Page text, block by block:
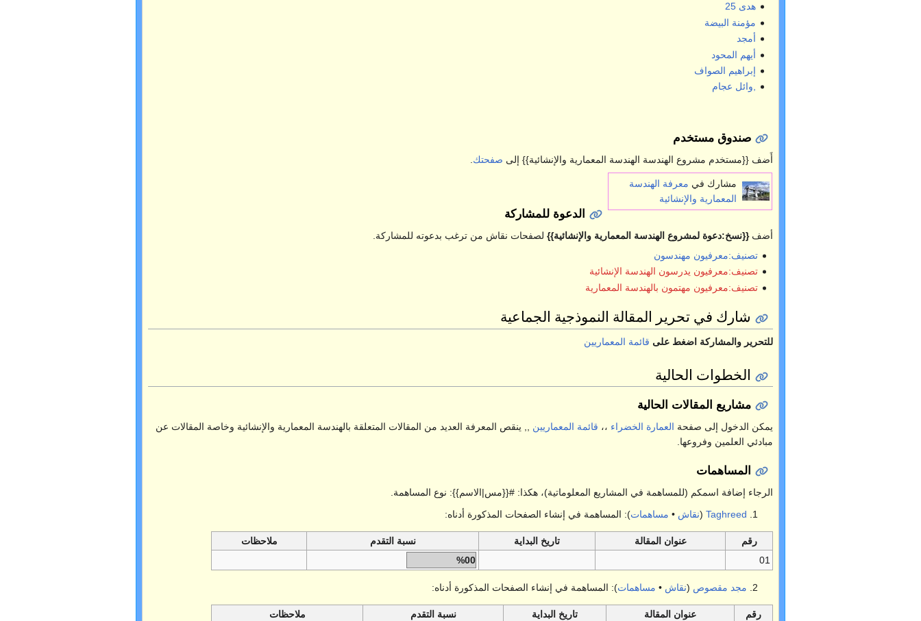
هدى 25
مؤمنة البيضة
أمجد
أيهم المحود
إبراهيم الصواف
,وائل عجام
صندوق مستخدم
أَضف {{مستخدم مشروع الهندسة الهندسة المعمارية والإنشائية}} إلى صفحتك.
مشارك في معرفة الهندسة
المعمارية والإنشائية
الدعوة للمشاركة
أضف{{نسخ:دعوة لمشروع الهندسة المعمارية والإنشائية}} لصفحات نقاش من ترغب بدعوته للمشاركة.
تصنيف:معرفيون مهندسون
تصنيف:معرفيون يدرسون الهندسة الإنشائية
تصنيف:معرفيون مهتمون بالهندسة المعمارية
شارك في تحرير المقالة النموذجية الجماعية
للتحرير والمشاركة اضغط على قائمة المعماريين
الخطوات الحالية
مشاريع المقالات الحالية
يمكن الدخول إلى صفحة العمارة الخضراء ،، قائمة المعماريين ,, ينقص المعرفة العديد من المقالات المتعلقة بالهندسة المعمارية والإنشائية وخاصة المقالات عن
مبادئي العلمين وفروعها.
المساهمات
الرجاء إضافة اسمكم (للمساهمة في المشاريع المعلوماتية)، هكذا: #{{مس|الاسم}}: نوع المساهمة.
1.
Taghreed
(نقاش • مساهمات): المساهمة في إنشاء الصفحات المذكورة أدناه:
رقم عنوان المقالة تاريخ البداية نسبة التقدم
ملاحظات
01
%00
2. مجد مقصوص (نقاش • مساهمات): المساهمة في إنشاء الصفحات المذكورة أدناه:
رقم عنوان المقالة تاريخ البداية نسبة التقدم
ملاحظات